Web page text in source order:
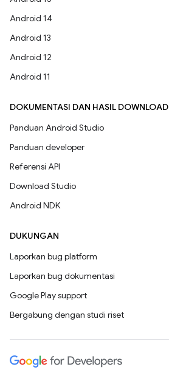
Android 14
Android 13
Android 12
Android 11
DOKUMENTASI DAN HASIL DOWNLOAD
Panduan Android Studio
Panduan developer
Referensi API
Download Studio
Android NDK
DUKUNGAN
Laporkan bug platform
Laporkan bug dokumentasi
Google Play support
Bergabung dengan studi riset